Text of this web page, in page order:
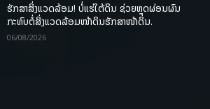
ຮັກສາສິ່ງແວດລ້ອມ! ບໍ່ແຮ່ໃຕ້ດິນ ຊ່ວຍຫຼຸດຜ່ອນຜົນ
ກະທົບຕໍ່ສິ່ງແວດລ້ອມໜ້າດິນຮັກສາໜ້າດິນ.
06/08/2026